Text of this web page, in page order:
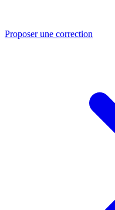
Proposer une correction